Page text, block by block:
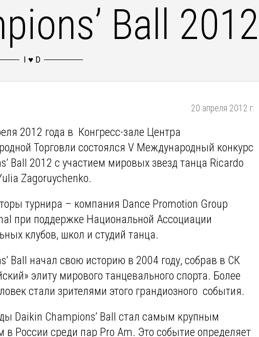
Ball 2012
20 апреля 2012 г.
2012 года в Конгресс-зале Центра
Торговли состоялся V Международный конкурс
Ball 2012 с участием мировых звезд танца Ricardo
Zagoruychenko.
турнира – компания Dance Promotion Group
при поддержке Национальной Ассоциации
клубов, школ и студий танца.
Ball начал свою историю в 2004 году, собрав в СК
элиту мирового танцевального спорта. Более
стали зрителями этого грандиозного события.
Daikin Champions’ Ball стал самым крупным
в России среди пар Pro Am. Это событие определяет